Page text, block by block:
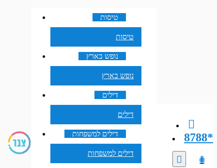
8788*
טיסות
טיסות
נופש בארץ
נופש בארץ
דילים
דילים
דילים למשפחות
דילים למשפחות